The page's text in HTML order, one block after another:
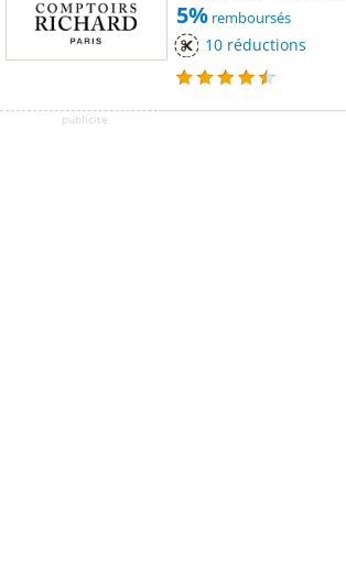
5% remboursés
10 réductions